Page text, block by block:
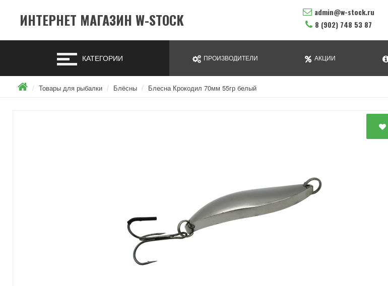
ИНТЕРНЕТ МАГАЗИН W-STOCK
admin@w-stock.ru
8 (902) 748 53 87
КАТЕГОРИИ ПРОИЗВОДИТЕЛИ АКЦИИ
Товары для рыбалки Блёсны Блесна Крокодил 70мм 55гр белый